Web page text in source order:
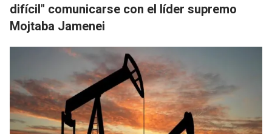
difícil" comunicarse con el líder supremo
Mojtaba Jamenei